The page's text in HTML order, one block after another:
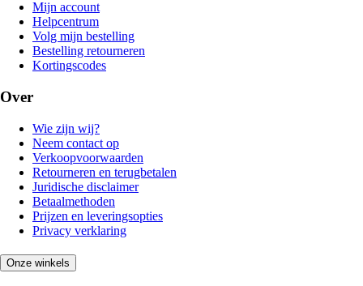
Mijn account
Helpcentrum
Volg mijn bestelling
Bestelling retourneren
Kortingscodes
Over
Wie zijn wij?
Neem contact op
Verkoopvoorwaarden
Retourneren en terugbetalen
Juridische disclaimer
Betaalmethoden
Prijzen en leveringsopties
Privacy verklaring
Onze winkels